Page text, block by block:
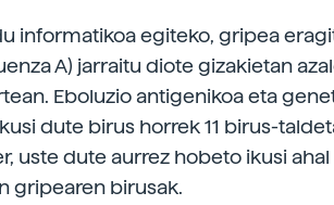
informatikoa egiteko, gripea
A) jarraitu diote gizakietan
Eboluzio antigenikoa eta
dute birus horrek 11 birus-
uste dute aurrez hobeto ikusi
gripearen birusak.